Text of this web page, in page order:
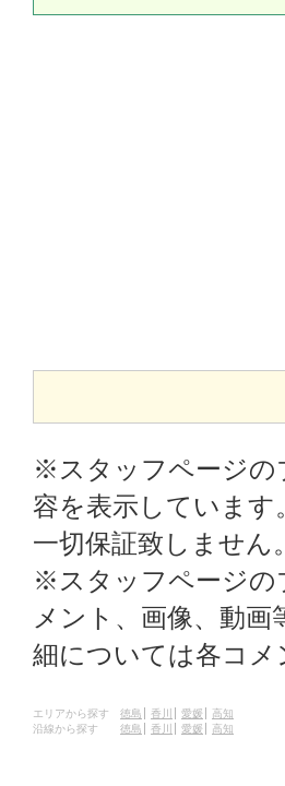
※スタッフページの
容を表示しています
一切保証致しませ
※スタッフページの
メント、画像、動
細については各コ
エリアから探す 徳島 香川 愛媛
高知
沿線から探す
徳島 香川 愛媛 高知